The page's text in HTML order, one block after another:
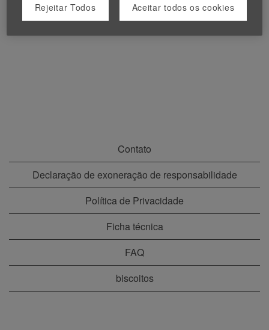
Contato
Declaração de exoneração de responsabilidade
Política de Privacidade
Ficha técnica
FAQ
biscoitos
Rejeitar Todos Aceitar todos os cookies